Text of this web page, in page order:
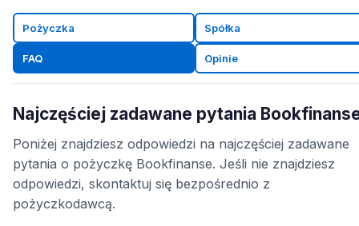
Pożyczka Spółka
FAQ Opinie
Najczęściej zadawane pytania
Poniżej znajdziesz odpowiedzi na najczęściej zadawane
pytania o pożyczkę Bookfinanse. Jeśli nie znajdziesz
odpowiedzi, skontaktuj się bezpośrednio z
pożyczkodawcą.